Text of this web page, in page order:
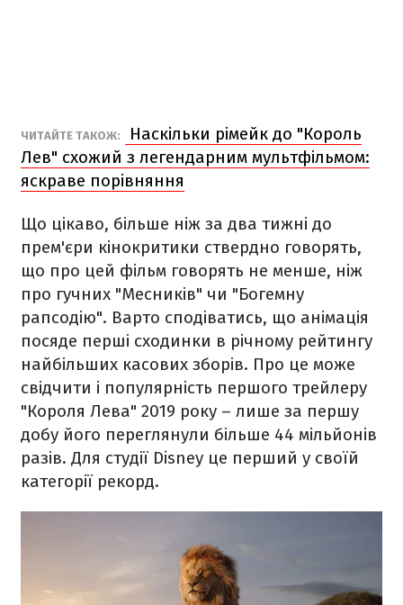
ЧИТАЙТЕ ТАКОЖ:
Наскільки рімейк до "Король
Лев" схожий з легендарним мультфільмом:
яскраве порівняння
Що цікаво, більше ніж за два тижні до
прем'єри кінокритики ствердно говорять,
що про цей фільм говорять не менше, ніж
про гучних "Месників" чи "Богемну
рапсодію". Варто сподіватись, що анімація
посяде перші сходинки в річному рейтингу
найбільших касових зборів. Про це може
свідчити і популярність першого трейлеру
"Короля Лева" 2019 року – лише за першу
добу його переглянули більше 44 мільйонів
разів. Для студії Disney це перший у своїй
категорії рекорд.